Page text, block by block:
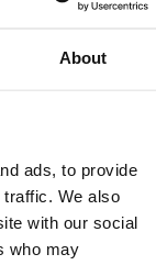
About
ads, to provide
We also
with our social
who may
スティングも楽
心で、地中海系
りして温かい雰
をしてくれま